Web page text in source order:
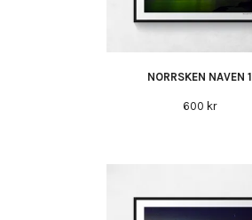
NORRSKEN NAVEN 1
600 kr